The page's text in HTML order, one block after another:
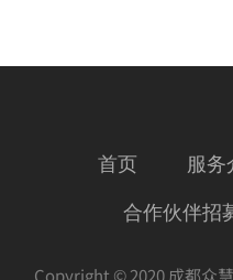
首页 服务
合作伙伴招
Copyright © 2020 成都众